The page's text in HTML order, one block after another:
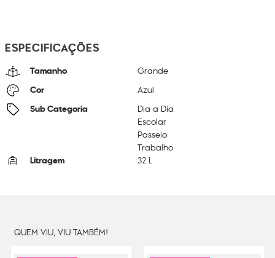
ESPECIFICAÇÕES
Tamanho Grande
Cor Azul
Sub Categoria
Dia a Dia
Escolar
Passeio
Trabalho
Litragem 32 L
QUEM VIU, VIU TAMBÉM!